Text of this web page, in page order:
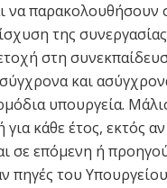
να
της
στη
και
υπουργεία.
κάθε έτος, εκτός
σε επόμενη ή
του Υπουργείου